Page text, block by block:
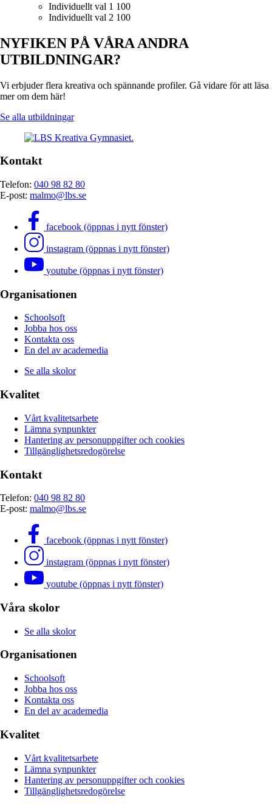
Individuellt val 1 100
Individuellt val 2 100
NYFIKEN PÅ VÅRA ANDRA
UTBILDNINGAR?
Vi erbjuder flera kreativa och spännande profiler. Gå vidare för att läsa
mer om dem här!
Se alla utbildningar
Kontakt
Telefon: 040 98 82 80
E-post: malmo@lbs.se
facebook (öppnas i nytt fönster)
instagram (öppnas i nytt fönster)
youtube (öppnas i nytt fönster)
Organisationen
Schoolsoft
Jobba hos oss
Kontakta oss
En del av academedia
Se alla skolor
Kvalitet
Vårt kvalitetsarbete
Lämna synpunkter
Hantering av personuppgifter och cookies
Tillgänglighetsredogörelse
Kontakt
Telefon: 040 98 82 80
E-post: malmo@lbs.se
facebook (öppnas i nytt fönster)
instagram (öppnas i nytt fönster)
youtube (öppnas i nytt fönster)
Våra skolor
Se alla skolor
Organisationen
Schoolsoft
Jobba hos oss
Kontakta oss
En del av academedia
Kvalitet
Vårt kvalitetsarbete
Lämna synpunkter
Hantering av personuppgifter och cookies
Tillgänglighetsredogörelse